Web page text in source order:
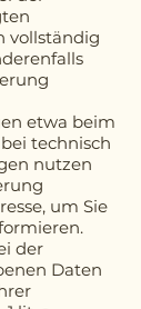
vollständig
etwa beim
technisch
nutzen
um Sie
der
Daten